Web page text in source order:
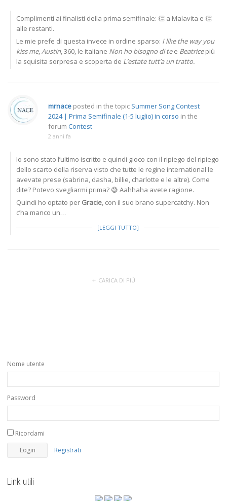
Complimenti ai finalisti della prima semifinale: 👏 a Malavita e 👏
alle restanti.
Le mie prefe di questa invece in ordine sparso: I like the way you
kiss me,Austin, 360, le italiane Non ho bisogno di tee Beatricepiù
la squisita sorpresa e scoperta de L’estate tutt’a un tratto.
mrnace posted in the topic Summer Song Contest
2024 | Prima Semifinale (1-5 luglio) in corso in the
forum Contest
2 anni fa
Io sono stato l’ultimo iscritto e quindi gioco con il ripiego del ripiego
dello scarto della riserva visto che tutte le regine international le
avevate prese (sabrina, dasha, billie, charlotte e le altre). Come
dite? Potevo svegliarmi prima? 😅 Aahhaha avete ragione.
Quindi ho optato per Gracie, con il suo brano supercatchy. Non
c’ha manco un…
[LEGGI TUTTO]
CARICA DI PIÙ
Nome utente
Password
Ricordami
Registrati
Link utili